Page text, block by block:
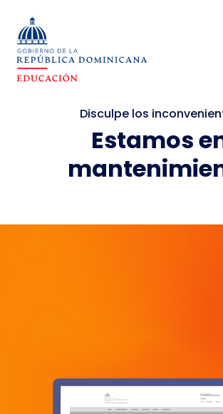
Disculpe los
Estamos